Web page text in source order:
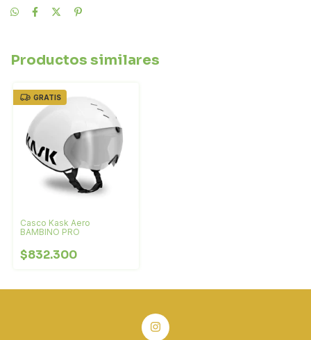
Productos similares
GRATIS
Casco Kask Aero
BAMBINO PRO
$832.300